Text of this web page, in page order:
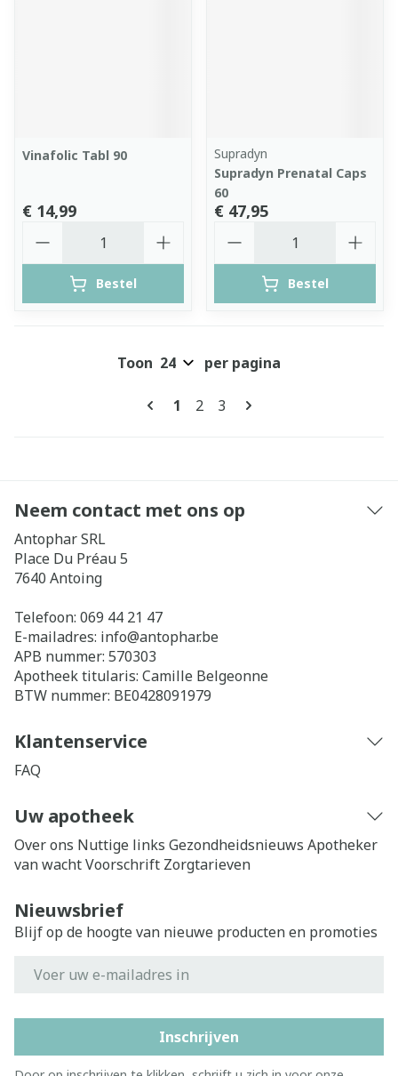
Vinafolic Tabl 90
€ 14,99
Bestel
Supradyn
Supradyn Prenatal Caps
60
€ 47,95
Bestel
Pagina's
U lees momenteel pagina
1 Pagina
2 Pagina
3
Toon per pagina
Neem contact met ons op
Antophar SRL
Place Du Préau 5
7640 Antoing
Telefoon: 069 44 21 47
E-mailadres: info@antophar.be
APB nummer: 570303
Apotheek titularis: Camille Belgeonne
BTW nummer: BE0428091979
Klantenservice
FAQ
Uw apotheek
Over ons Nuttige links Gezondheidsnieuws Apotheker
van wachtVoorschrift Zorgtarieven
Nieuwsbrief
Blijf op de hoogte van nieuwe producten en promoties
Inschrijven